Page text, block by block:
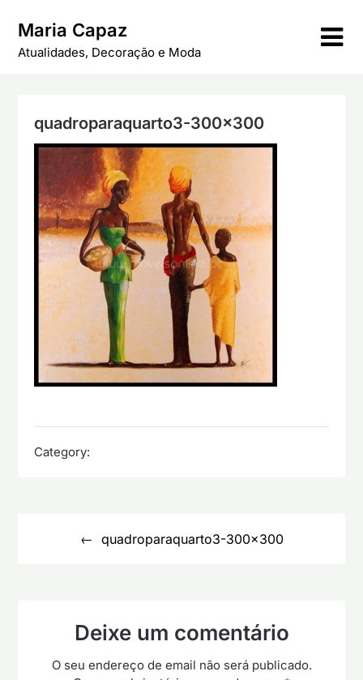
content
Maria Capaz
Atualidades, Decoração e Moda
quadroparaquarto3-300×300
Category:
quadroparaquarto3-300×300
Deixe um comentário
O seu endereço de email não será publicado.